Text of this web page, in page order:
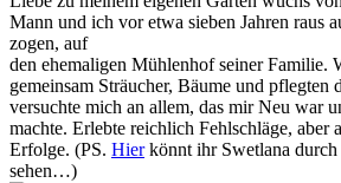
Mann und ich vor etwa sieben Jahren raus
zogen, auf
den ehemaligen Mühlenhof seiner Familie.
gemeinsam Sträucher, Bäume und pflegten
versuchte mich an allem, das mir Neu war
machte. Erlebte reichlich Fehlschläge, aber
Erfolge. (PS. Hierkönnt ihr Swetlana durch
sehen…)